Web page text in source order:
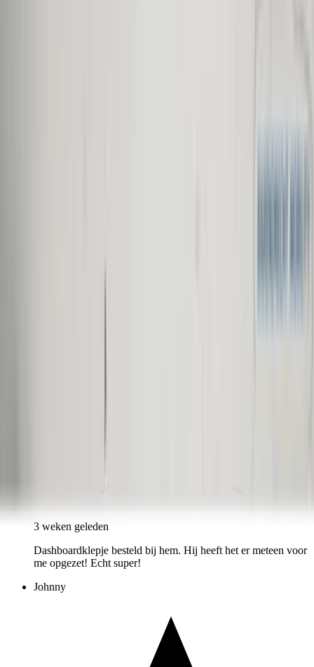
3 weken geleden
Dashboardklepje besteld bij hem. Hij heeft het er meteen voor
me opgezet! Echt super!
Johnny